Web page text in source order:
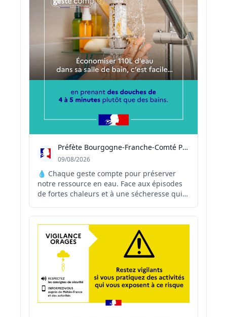
Préfète Bourgogne-Franche-Comté Préfète Côte-d'Or
09/08/2026
💧 Chaque geste compte pour préserver
notre ressource en eau. Face aux épisodes
de fortes chaleurs et à une sécheresse qui
préservation de l'eau est l'affaire de tous.
Des gestes simples, au quotidien,
permettent de réduire notre consommation
sans renoncer à not...